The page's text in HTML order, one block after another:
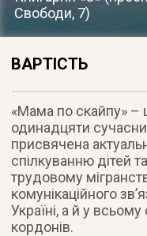
Свободи, 7)
ВАРТІСТЬ
«Мама по скайпу» –
одинадцяти
присвячена
спілкуванню дітей
трудовому
комунікаційного
Україні, а й у всьому
кордонів.